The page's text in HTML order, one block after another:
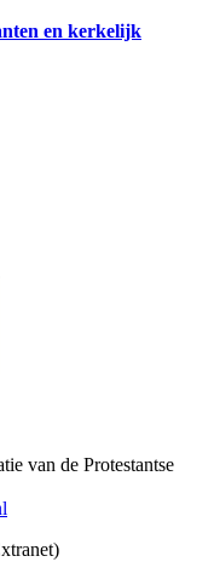
en kerkelijk
van de Protestantse